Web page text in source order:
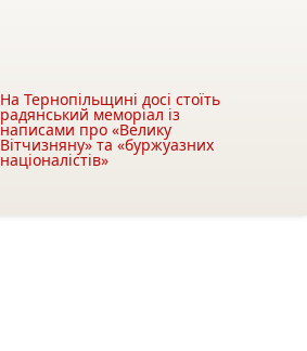
На Тернопільщині досі стоїть
радянський меморіал із
написами про «Велику
Вітчизняну» та «буржуазних
націоналістів»